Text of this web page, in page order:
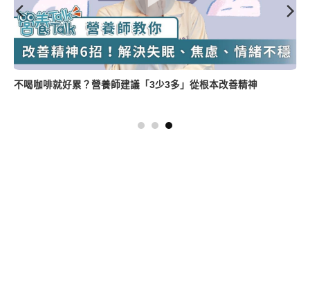
薑母鴨怎麼吃健康無負擔？營養師教三大美味訣竅